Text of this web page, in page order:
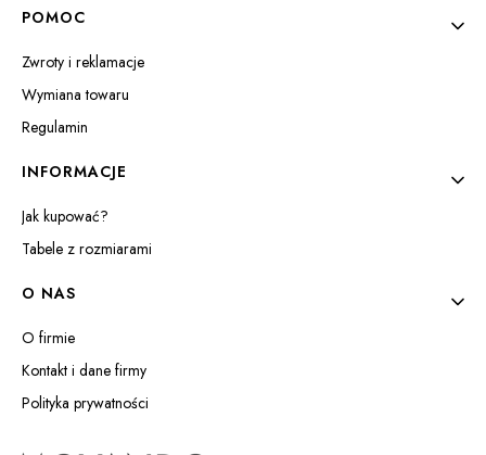
POMOC
Zwroty i reklamacje
Wymiana towaru
Regulamin
INFORMACJE
Jak kupować?
Tabele z rozmiarami
O NAS
O firmie
Kontakt i dane firmy
Polityka prywatności